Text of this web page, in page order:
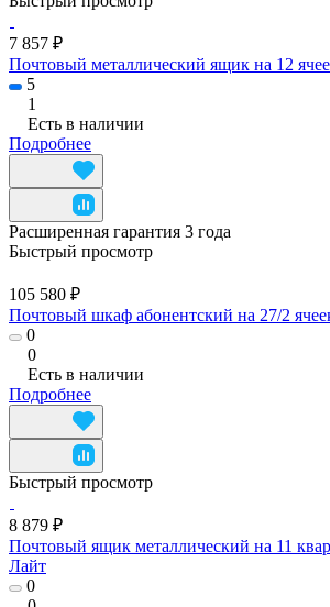
7 857 ₽
Почтовый металлический ящик на 12
5
1
Есть в наличии
Подробнее
Расширенная гарантия 3 года
Быстрый просмотр
105 580 ₽
Почтовый шкаф абонентский на 27/2
0
0
Есть в наличии
Подробнее
Быстрый просмотр
8 879 ₽
Почтовый ящик металлический на 11
Лайт
0